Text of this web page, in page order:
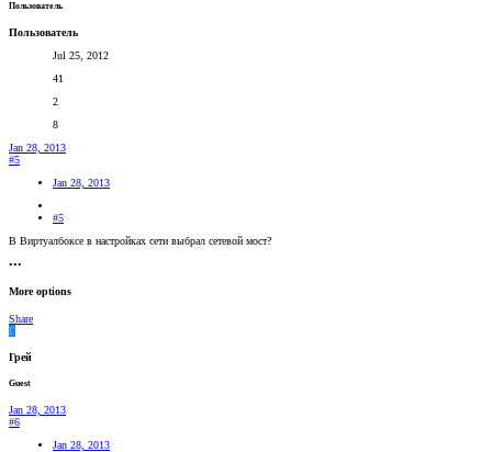
Пользователь
Пользователь
Jul 25, 2012
41
2
8
Jan 28, 2013
#5
Jan 28, 2013
#5
В Виртуалбоксе в настройках сети выбрал сетевой мост?
•••
More options
Share
Г
Грей
Guest
Jan 28, 2013
#6
Jan 28, 2013